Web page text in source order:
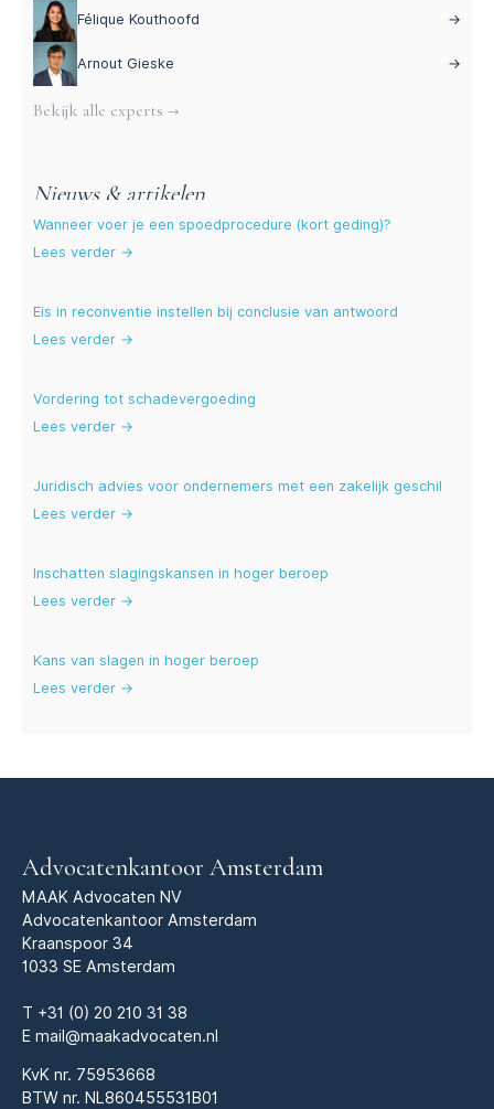
Félique Kouthoofd →
Arnout Gieske →
Bekijk alle experts →
Nieuws & artikelen
Wanneer voer je een spoedprocedure (kort geding)?
Lees verder →
Eis in reconventie instellen bij conclusie van antwoord
Lees verder →
Vordering tot schadevergoeding
Lees verder →
Juridisch advies voor ondernemers met een zakelijk geschil
Lees verder →
Inschatten slagingskansen in hoger beroep
Lees verder →
Kans van slagen in hoger beroep
Lees verder →
Advocatenkantoor Amsterdam
MAAK Advocaten NV
Advocatenkantoor Amsterdam
Kraanspoor 34
1033 SE Amsterdam
T +31 (0) 20 210 31 38
E mail@maakadvocaten.nl
KvK nr. 75953668
BTW nr. NL860455531B01